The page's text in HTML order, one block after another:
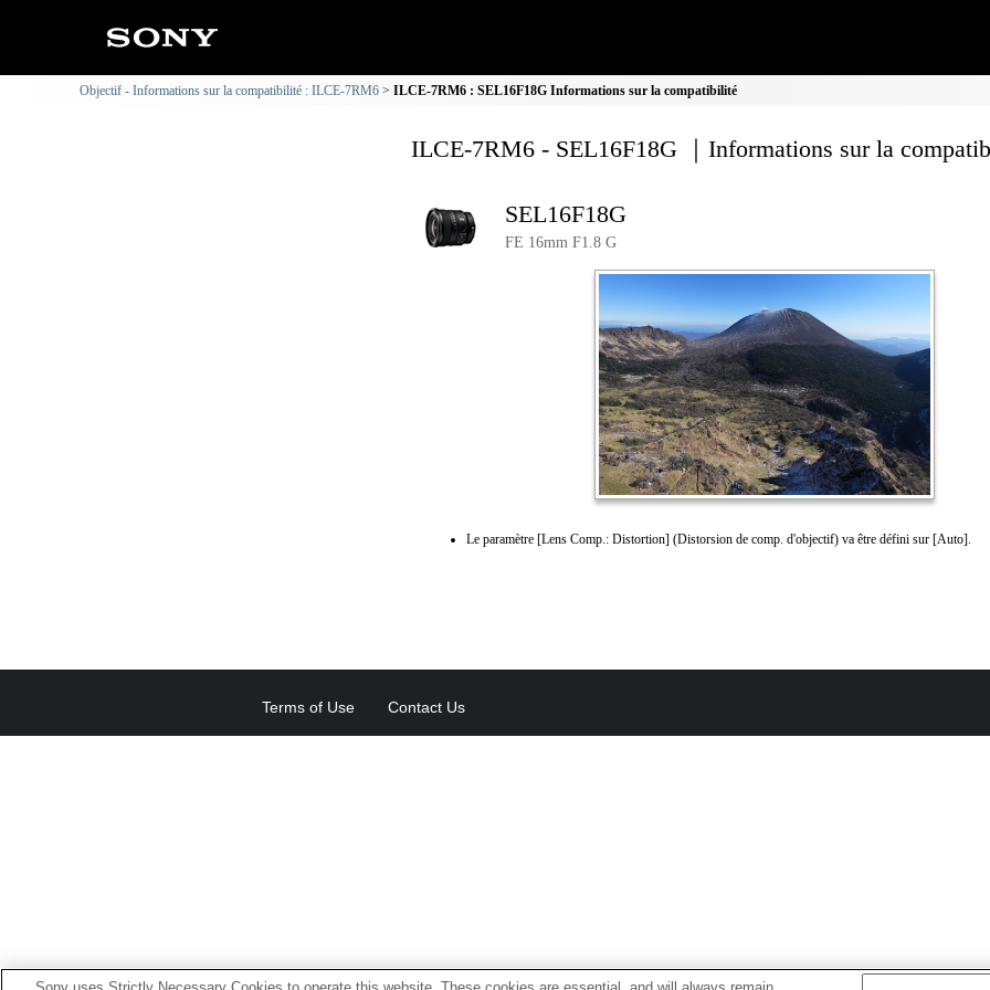
Objectif - Informations sur la compatibilité : ILCE-7RM6 ILCE-7RM6 : SEL16F18G Informations sur la compatibilité
ILCE-7RM6 - SEL16F18G ｜Informations sur la
SEL16F18G
FE 16mm F1.8 G
Le paramètre [Lens Comp.: Distortion] (Distorsion de comp. d'objectif) va être défini sur [Auto].
Terms of Use Contact Us